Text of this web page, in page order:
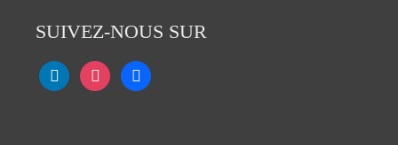
SUIVEZ-NOUS SUR